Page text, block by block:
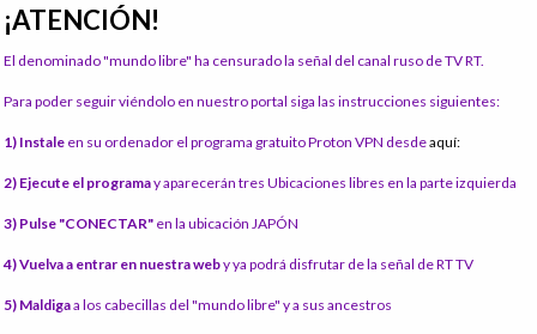
¡ATENCIÓN!
El denominado "mundo libre" ha censurado la señal del canal ruso de TV RT.
Para poder seguir viéndolo en nuestro portal siga las instrucciones siguientes:
1) Instale en su ordenador el programa gratuito Proton VPN desdeaquí:
2) Ejecute el programay aparecerán tres Ubicaciones libres en la parte izquierda
3) Pulse "CONECTAR" en la ubicación JAPÓN
4) Vuelva a entrar en nuestra weby ya podrá disfrutar de la señal de RT TV
5) Maldigaa los cabecillas del "mundo libre" y a sus ancestros